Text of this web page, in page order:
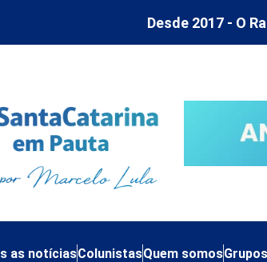
Desde 2017 - O
as notíciasColunistasQuem somos